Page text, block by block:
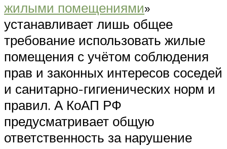
жилыми помещениями»
устанавливает лишь общее
требование использовать жилые
помещения с учётом соблюдения
прав и законных интересов соседей
и санитарно-гигиенических норм и
правил. А КоАП РФ
предусматривает общую
ответственность за нарушение